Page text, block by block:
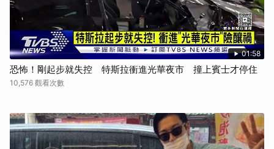
01:58
恐怖！剛起步就失控 特斯拉衝進光華夜市 撞上賓士才停住
10,576 觀看次數